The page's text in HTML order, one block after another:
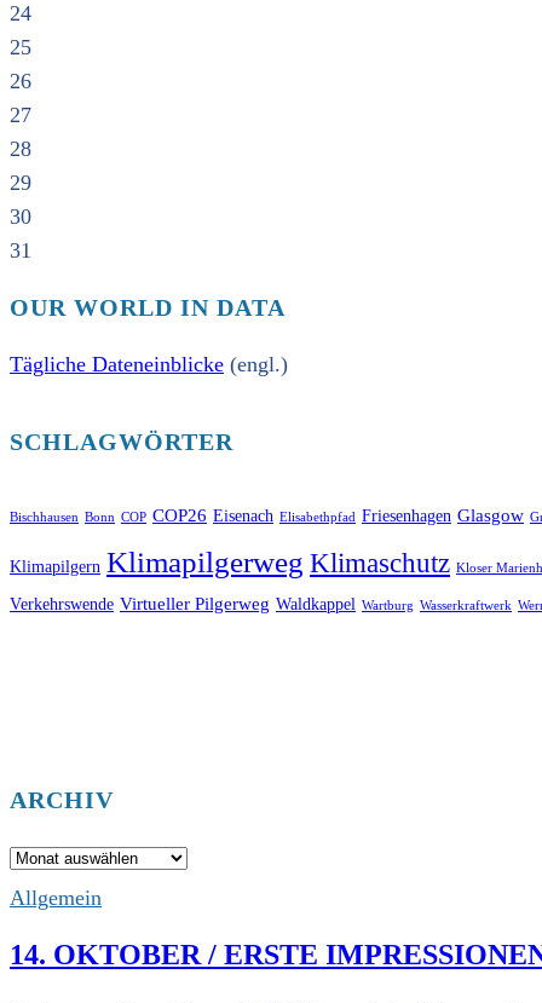
24
25
26
27
28
29
30
31
OUR WORLD IN DATA
Tägliche Dateneinblicke (engl.)
SCHLAGWÖRTER
Bischhausen Bonn COP COP26 Eisenach Elisabethpfad Friesenhagen Glasgow
Klimapilgern Klimapilgerweg Klimaschutz Kloser
Verkehrswende Virtueller Pilgerweg Waldkappel Wartburg Wasserkraftwerk
ARCHIV
Archiv
Allgemein
14. OKTOBER / ERSTE